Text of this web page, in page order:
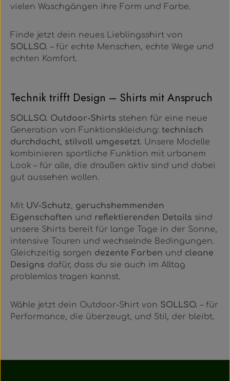
vielen Waschgängen ihre Form und Farbe.
Finde jetzt dein neues Lieblingsshirt von
SOLLSO. – für echte Menschen, echte Wege und
echten Komfort.
Technik trifft Design – Shirts mit Anspruch
SOLLSO. Outdoor-Shirts stehen für eine neue
Generation von Funktionskleidung: technisch
durchdacht, stilvoll umgesetzt. Unsere Modelle
kombinieren sportliche Funktion mit urbanem
Look – für alle, die draußen aktiv sind und dabei
gut aussehen wollen.
Mit UV-Schutz, geruchshemmenden
Eigenschaften und reflektierenden Details sind
unsere Shirts bereit für lange Tage in der Sonne,
intensive Touren und wechselnde Bedingungen.
Gleichzeitig sorgen dezente Farben und cleane
Designs dafür, dass du sie auch im Alltag
problemlos tragen kannst.
Wähle jetzt dein Outdoor-Shirt von SOLLSO. – für
Performance, die überzeugt, und Stil, der bleibt.